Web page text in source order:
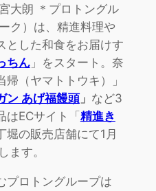
大朗 ＊プロトングル
ク）は、精進料理や
とした和食をお届けす
ちん」をスタート。奈
（ヤマトトウキ）」
ン あげ福饅頭」 など3
はECサイト「精進き
堀の販売店舗にて1月
ます。
プロトングループは